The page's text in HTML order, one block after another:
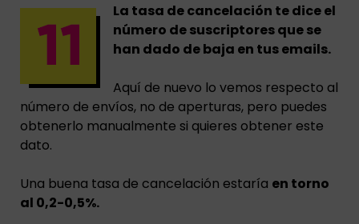
La tasa de cancelación te dice el
número de suscriptores que se
han dado de baja en tus emails.
Aquí de nuevo lo vemos respecto al
número de envíos, no de aperturas, pero puedes
obtenerlo manualmente si quieres obtener este
dato.
Una buena tasa de cancelación estaría en torno
al 0,2-0,5%.